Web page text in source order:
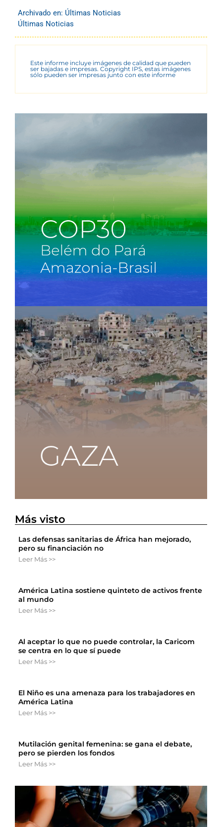
Archivado en: Últimas Noticias
Últimas Noticias
Este informe incluye imágenes de calidad que pueden
ser bajadas e impresas. Copyright IPS, estas imágenes
sólo pueden ser impresas junto con este informe
Más visto
Las defensas sanitarias de África han mejorado,
pero su financiación no
Leer Más >>
América Latina sostiene quinteto de activos frente
al mundo
Leer Más >>
Al aceptar lo que no puede controlar, la Caricom
se centra en lo que sí puede
Leer Más >>
El Niño es una amenaza para los trabajadores en
América Latina
Leer Más >>
Mutilación genital femenina: se gana el debate,
pero se pierden los fondos
Leer Más >>